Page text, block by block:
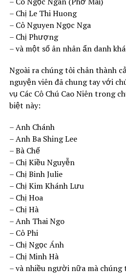
– Chị Le Thi Huong
– Cô Nguyen Ngọc Nga
– Chị Phượng
– và một số ân nhân ẩn danh
Ngoài ra chúng tôi chân thành
nguyện viên đã chung tay với
vụ Các Cô Chú Cao Niên trong
biệt này:
– Anh Chánh
– Anh Ba Shing Lee
– Bà Chế
– Chị Kiều Nguyễn
– Chị Binh Julie
– Chị Kim Khánh Lưu
– Chị Hoa
– Chị Hà
– Anh Thai Ngo
– Cô Phi
– Chị Ngọc Ánh
– Chị Minh Hà
– và nhiều người nữa mà